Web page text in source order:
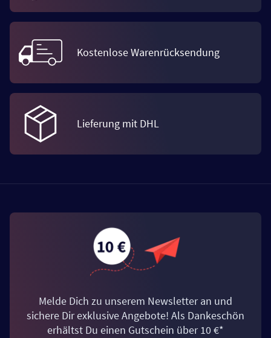
Kostenlose Warenrücksendung
Lieferung mit DHL
Melde Dich zu unserem Newsletter an und
sichere Dir exklusive Angebote! Als Dankeschön
erhältst Du einen Gutschein über 10 €*